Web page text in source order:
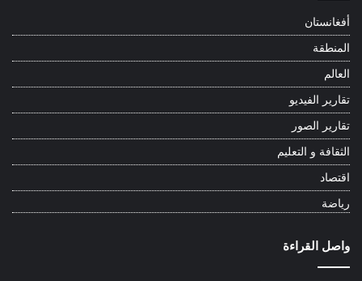
أفغانستان
المنطقة
العالم
تقارير الفيديو
تقارير الصور
الثقافة و التعليم
اقتصاد
رياضة
واصل القراءة